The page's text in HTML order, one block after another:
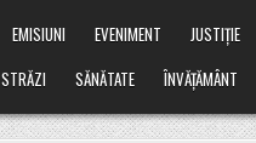
EMISIUNI EVENIMENT JUSTIȚIE
STRĂZI SĂNĂTATE ÎNVĂȚĂMÂNT